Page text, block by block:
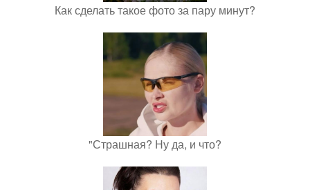
Как сделать такое фото за пару минут?
"Страшная? Ну да, и что?